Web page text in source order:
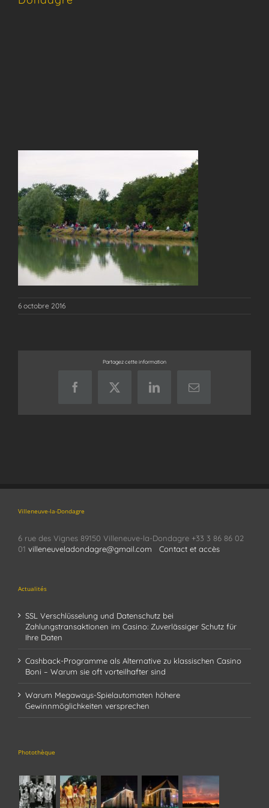
6 octobre 2016
Partagez cette information
FacebookX LinkedInEmail
Villeneuve-la-Dondagre
6 rue des Vignes 89150 Villeneuve-la-Dondagre +33 3 86 86 02
01 villeneuveladondagre@gmail.com Contact et accès
Actualités
SSL Verschlüsselung und Datenschutz bei
Zahlungstransaktionen im Casino: Zuverlässiger Schutz für
Ihre Daten
Cashback-Programme als Alternative zu klassischen Casino
Boni – Warum sie oft vorteilhafter sind
Warum Megaways-Spielautomaten höhere
Gewinnmöglichkeiten versprechen
Photothèque